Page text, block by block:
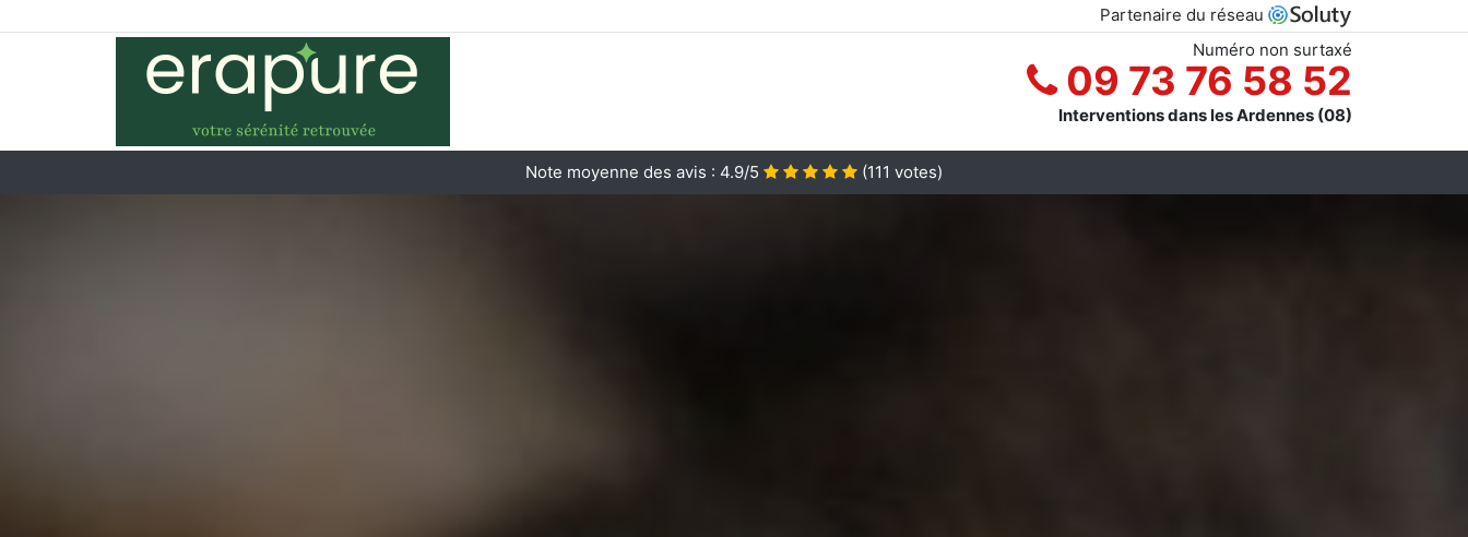
Partenaire du réseau
Numéro non surtaxé
09 73 76 58 52
Interventions dans les Ardennes (08)
Note moyenne des avis : 4.9/5 (111 votes)